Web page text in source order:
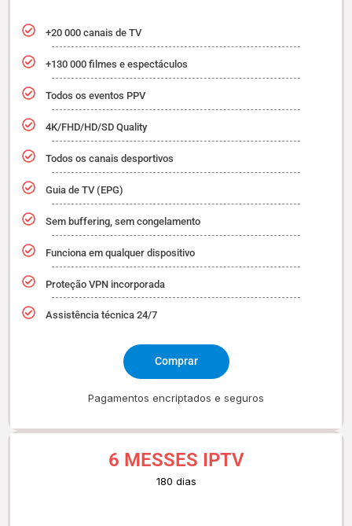
+20 000 canais de TV
+130 000 filmes e espectáculos
Todos os eventos PPV
4K/FHD/HD/SD Quality
Todos os canais desportivos
Guia de TV (EPG)
Sem buffering, sem congelamento
Funciona em qualquer dispositivo
Proteção VPN incorporada
Assistência técnica 24/7
Comprar
Pagamentos encriptados e seguros
6 MESSES IPTV
180 dias